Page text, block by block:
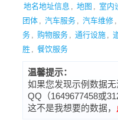
地名地址信息 , 地图 , 室内
团体 , 汽车服务 , 汽车维修 ,
务 , 购物服务 , 通行设施 ,
胜 , 餐饮服务
温馨提示：
如果您发现示例数据
QQ（1649677458或
这不是我想要的数据，